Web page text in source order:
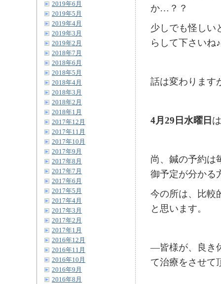
か…？？
少しでも怪しい
らして下さいね
話は変わります
4月29日水曜日
尚、鍼の予約は
御予定が分かる
今の所は、比較
と思います。
―皆様が、良き
て治療をさせて
2019年6月
2019年5月
2019年4月
2019年3月
2019年2月
2018年7月
2018年6月
2018年5月
2018年4月
2018年3月
2018年2月
2018年1月
2017年12月
2017年11月
2017年10月
2017年9月
2017年8月
2017年7月
2017年6月
2017年5月
2017年4月
2017年3月
2017年2月
2017年1月
2016年12月
2016年11月
2016年10月
2016年9月
2016年8月